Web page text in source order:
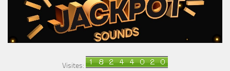
Visites: